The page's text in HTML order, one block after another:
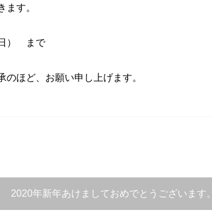
す。
） まで
ほど、お願い申し上げます。
2020年新年あけましておめでとうございます。